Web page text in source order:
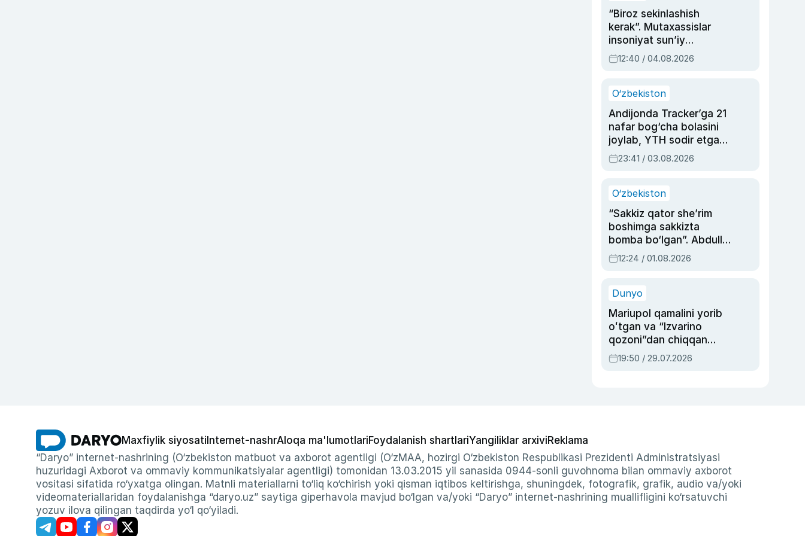
“Biroz sekinlashish
kerak”. Mutaxassislar
insoniyat sun’iy
intellektni boshqara
olmay qolishidan xavotir
12:40 / 04.08.2026
O‘zbekiston
Andijonda Tracker’ga 21
nafar bog‘cha bolasini
joylab, YTH sodir etgan
ayolga sud hukmi o‘qildi
23:41 / 03.08.2026
O‘zbekiston
“Sakkiz qator she’rim
boshimga sakkizta
bomba bo‘lgan”. Abdulla
Oripovni siyosiy
ayblovlardan asrab
12:24 / 01.08.2026
Dunyo
Mariupol qamalini yorib
oʻtgan va “Izvarino
qozoni”dan chiqqan
qahramon — Ukraina
armiyasi bosh
19:50 / 29.07.2026
Maxfiylik siyosati Internet-nashrAloqa ma'lumotlariFoydalanish shartlariYangiliklar arxiviReklama
“Daryo” internet-nashrining (O‘zbekiston matbuot va axborot agentligi (O‘zMAA, hozirgi O‘zbekiston Respublikasi Prezidenti Administratsiyasi
huzuridagi Axborot va ommaviy kommunikatsiyalar agentligi) tomonidan 13.03.2015 yil sanasida 0944-sonli guvohnoma bilan ommaviy axborot
vositasi sifatida ro‘yxatga olingan. Matnli materiallarni to‘liq ko‘chirish yoki qisman iqtibos keltirishga, shuningdek, fotografik, grafik, audio va/yoki
videomateriallaridan foydalanishga “daryo.uz” saytiga giperhavola mavjud bo‘lgan va/yoki “Daryo” internet-nashrining muallifligini ko‘rsatuvchi
yozuv ilova qilingan taqdirda yo‘l qo‘yiladi.